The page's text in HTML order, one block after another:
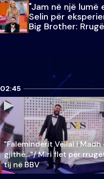
"Jam në një lumë
Selin për
Big Brother:
02:45
"Faleminderit Vëllai i Madh
gjithë…"/ Miri flet për
tij në BBV